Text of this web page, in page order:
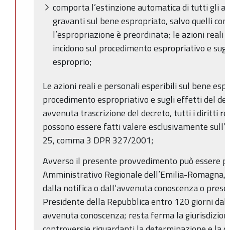
comporta l’estinzione automatica di tutti
gravanti sul bene espropriato, salvo quelli
l’espropriazione è preordinata; le azioni
incidono sul procedimento espropriativo e
esproprio;
Le azioni reali e personali esperibili sul bene
procedimento espropriativo e sugli effetti del
avvenuta trascrizione del decreto, tutti i diritti
possono essere fatti valere esclusivamente
25, comma 3 DPR 327/2001;
Avverso il presente provvedimento può
Amministrativo Regionale dell’Emilia-
dalla notifica o dall’avvenuta conoscenza o
Presidente della Repubblica entro 120 giorni
avvenuta conoscenza; resta ferma la